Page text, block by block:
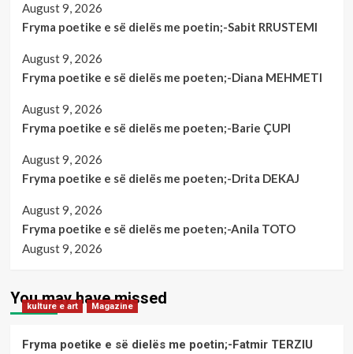
August 9, 2026
Fryma poetike e së dielës me poetin;-Sabit RRUSTEMI
August 9, 2026
Fryma poetike e së dielës me poeten;-Diana MEHMETI
August 9, 2026
Fryma poetike e së dielës me poeten;-Barie ÇUPI
August 9, 2026
Fryma poetike e së dielës me poeten;-Drita DEKAJ
August 9, 2026
Fryma poetike e së dielës me poeten;-Anila TOTO
August 9, 2026
You may have missed
kulture e art Magazine
Fryma poetike e së dielës me poetin;-Fatmir TERZIU